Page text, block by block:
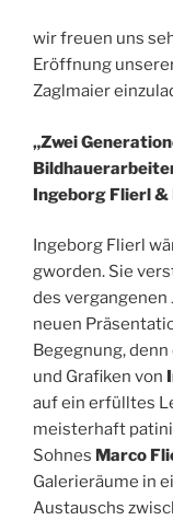
wir freuen uns
Eröffnung
Zaglmaier
„Zwei
Ingeborg Flierl
Ingeborg Flierl
gworden. Sie
des vergangenen
neuen
Begegnung,
und Grafiken von
auf ein erfülltes
meisterhaft
Sohnes Marco
Galerieräume in
Austauschs